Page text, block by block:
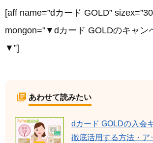
[aff name=”dカード GOLD”
mongon=”▼dカード GOLDのキャン
▼”]
あわせて読みたい
dカード GOLDの入会
徹底活用する方法・ア